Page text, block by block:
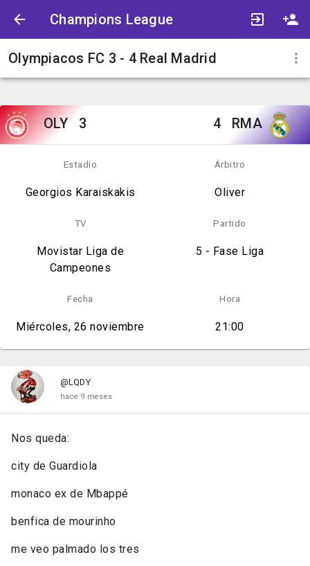
Champions League
Olympiacos FC 3 - 4 Real Madrid
OLY 3 4 RMA
Estadio
Georgios Karaiskakis
Árbitro
Oliver
TV
Movistar Liga de
Campeones
Partido
5 - Fase Liga
Fecha
Miércoles, 26 noviembre
Hora
21:00
@LQDY
hace 9 meses
Nos queda:
city de Guardiola
monaco ex de Mbappé
benfica de mourinho
me veo palmado los tres